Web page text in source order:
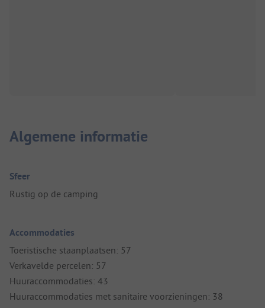
Algemene informatie
Sfeer
Rustig op de camping
Accommodaties
Toeristische staanplaatsen: 57
Verkavelde percelen: 57
Huuraccommodaties: 43
Huuraccommodaties met sanitaire voorzieningen: 38